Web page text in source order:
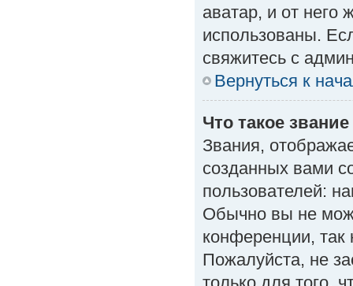
аватар, и от него
использованы.
свяжитесь с
Вернуться к
Что такое
Звания,
созданных вами
пользователей:
Обычно вы не
конференции, так
Пожалуйста, не